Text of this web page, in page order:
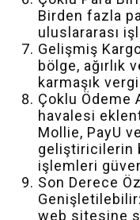
Birden fazla
uluslararası
Gelişmiş
bölge, ağırlık
karmaşık
Çoklu Ödeme
havalesi
Mollie, PayU
geliştiricilerin
işlemleri
Son Derece
web sitesine